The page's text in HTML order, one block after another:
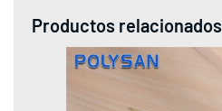
Productos relacionados